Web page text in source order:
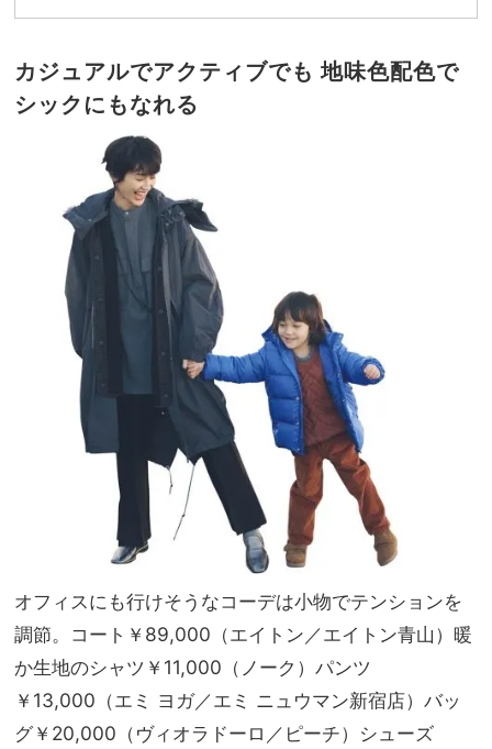
カジュアルでアクティブでも 地味色配色で
シックにもなれる
オフィスにも行けそうなコーデは小物でテンションを
調節。コート￥89,000（エイトン／エイトン青山）暖
か生地のシャツ￥11,000（ノーク）パンツ
￥13,000（エミ ヨガ／エミ ニュウマン新宿店）バッ
グ￥20,000（ヴィオラドーロ／ピーチ）シューズ